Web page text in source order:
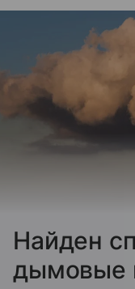
Найден
дымовые